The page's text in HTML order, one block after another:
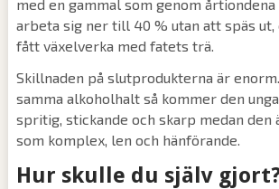
med en gammal som genom
arbeta sig ner till 40 % utan att späs ut,
fått växelverka med fatets trä.
Skillnaden på slutprodukterna är
samma alkoholhalt så kommer den
spritig, stickande och skarp medan den
som komplex, len och hänförande.
Hur skulle du själv